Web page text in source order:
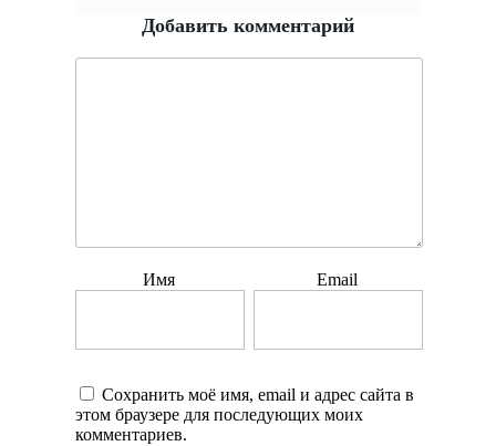
Добавить комментарий
Имя Email
Сохранить моё имя, email и адрес сайта в
этом браузере для последующих моих
комментариев.